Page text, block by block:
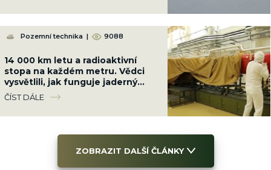
Pozemní technika | 9088
14 000 km letu a radioaktivní
stopa na každém metru. Vědci
vysvětlili, jak funguje jaderný
motor ruské střely Burevestnik
ČÍST DÁLE
ZOBRAZIT DALŠÍ ČLÁNKY